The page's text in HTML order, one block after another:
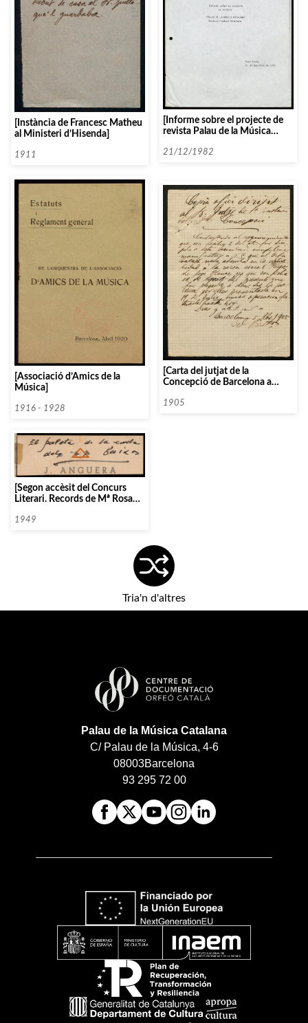
[Instància de Francesc Matheu
al Ministeri d’Hisenda]
1911
[Informe sobre el projecte de
revista Palau de la Música
21/12/1982
[Associació d’Amics de la
Música]
1916 - 1928
[Carta del jutjat de la
Concepció de Barcelona a
1905
[Segon accèsit del Concurs
Literari. Records de Mª Rosa
1949
Tria'n d'altres
Palau de la Música Catalana
C/ Palau de la Música, 4-6
08003Barcelona
93 295 72 00